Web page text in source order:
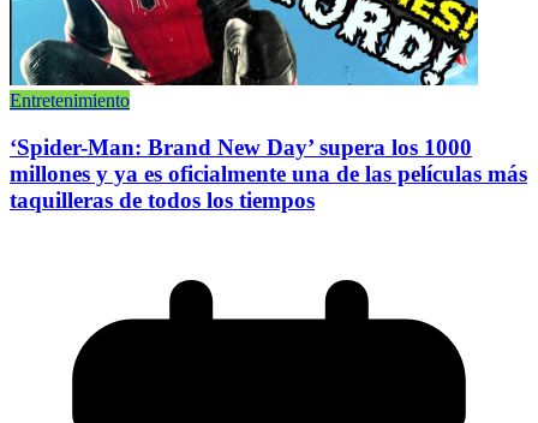
Entretenimiento
‘Spider-Man: Brand New Day’ supera los 1000
millones y ya es oficialmente una de las películas más
taquilleras de todos los tiempos